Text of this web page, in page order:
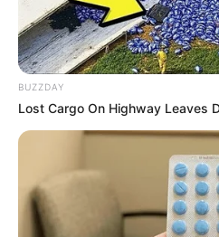
Orthopedist: Few People
Arthritis Trick
FORGE BODY
Polar Bear Approaches
BUZZDAY
BUZZDAY
Lost Cargo On Highway Leaves